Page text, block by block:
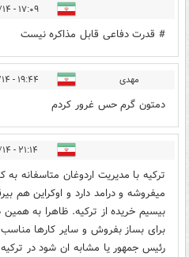
۱۷:۰۹ - ۱۴۰۰/۱۲/۱۴
# قدرت دفاعی قابل مذاکره نیست
مهدی ۱۹:۴۴ - ۱۴۰۰/۱۲/۱۴
دمتون گرم حس غرور کردم
۲۱:۱۴ - ۱۴۰۰/۱۲/۱۴
ترکیه با مدیریت اردوغان متاسفانه
میفروشه و درامد دارد و اوکراین هم
بیسیم خریده از ترکیه. ظاهرا به همین
برای بساز بفروش و سایر کارها
رئیس جمهور یا مشابه ان شود در ترکیه